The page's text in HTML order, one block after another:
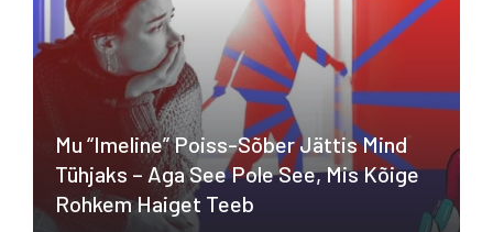
Mu “imeline” Poiss-Sõber Jättis Mind
Tühjaks – Aga See Pole See, Mis Kõige
Rohkem Haiget Teeb